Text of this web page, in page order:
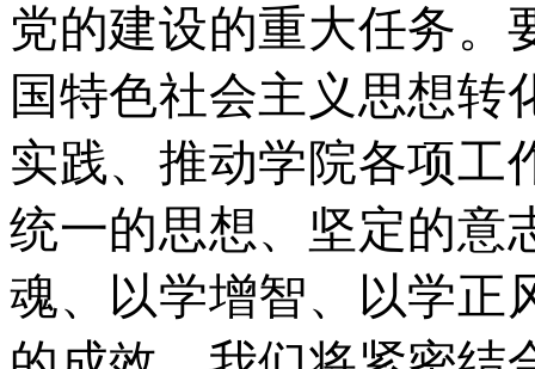
党的建设的重大任务。
国特色社会主义思想转
实践、推动学院各项工
统一的思想、坚定的意
魂、以学增智、以学正